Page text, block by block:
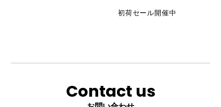
初荷セール開催中
Contact us